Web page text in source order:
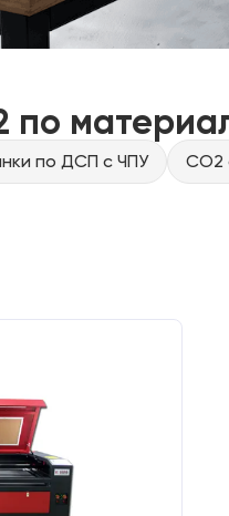
по
по ДСП с ЧПУ CO2